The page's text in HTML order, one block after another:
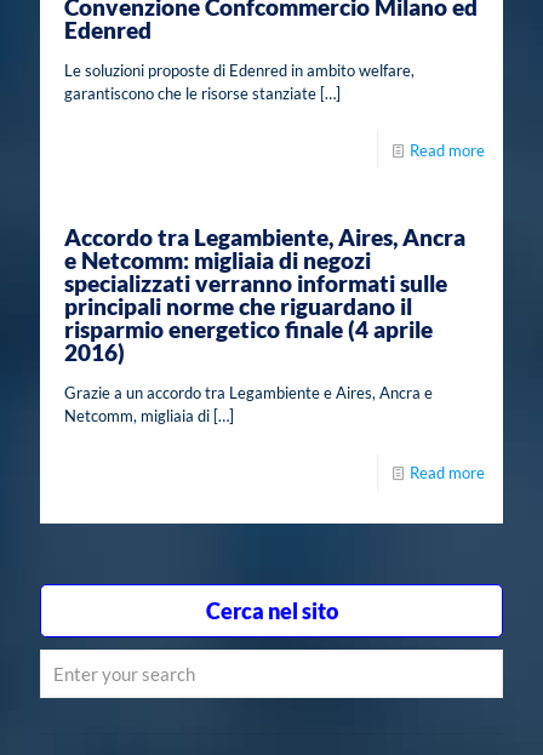
Convenzione Confcommercio Milano ed
Edenred
Le soluzioni proposte di Edenred in ambito welfare,
garantiscono che le risorse stanziate […]
Read more
Accordo tra Legambiente, Aires, Ancra
e Netcomm: migliaia di negozi
specializzati verranno informati sulle
principali norme che riguardano il
risparmio energetico finale (4 aprile
2016)
Grazie a un accordo tra Legambiente e Aires, Ancra e
Netcomm, migliaia di […]
Read more
Cerca nel sito